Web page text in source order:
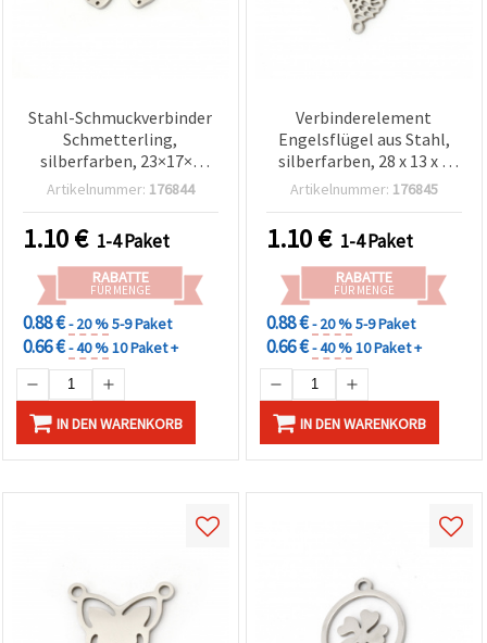
Stahl-Schmuckverbinder
Schmetterling,
silberfarben, 23×17×1
mm, Loch 1,5 mm – 2
Artikelnummer: 176844
1.10€ 1-4 Paket
RABATTE
FÜR MENGE
0.88 €- 20 %5-9 Paket
0.66 €- 40 %10 Paket +
IN DEN WARENKORB
Verbinderelement
Engelsflügel aus Stahl,
silberfarben, 28 x 13 x 1
mm, Loch 1,5 mm - 2
Artikelnummer: 176845
1.10€ 1-4 Paket
RABATTE
FÜR MENGE
0.88 €- 20 %5-9 Paket
0.66 €- 40 %10 Paket +
IN DEN WARENKORB